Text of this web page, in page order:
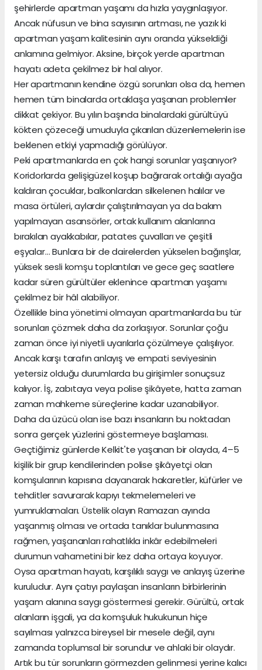
şehirlerde apartman yaşamı da hızla yaygınlaşıyor.
Ancak nüfusun ve bina sayısının artması, ne yazık ki
apartman yaşam kalitesinin aynı oranda yükseldiği
anlamına gelmiyor. Aksine, birçok yerde apartman
hayatı adeta çekilmez bir hal alıyor.
Her apartmanın kendine özgü sorunları olsa da, hemen
hemen tüm binalarda ortaklaşa yaşanan problemler
dikkat çekiyor. Bu yılın başında binalardaki gürültüyü
kökten çözeceği umuduyla çıkarılan düzenlemelerin ise
beklenen etkiyi yapmadığı görülüyor.
Peki apartmanlarda en çok hangi sorunlar yaşanıyor?
Koridorlarda gelişigüzel koşup bağırarak ortalığı ayağa
kaldıran çocuklar, balkonlardan silkelenen halılar ve
masa örtüleri, aylardır çalıştırılmayan ya da bakım
yapılmayan asansörler, ortak kullanım alanlarına
bırakılan ayakkabılar, patates çuvalları ve çeşitli
eşyalar… Bunlara bir de dairelerden yükselen bağırışlar,
yüksek sesli komşu toplantıları ve gece geç saatlere
kadar süren gürültüler eklenince apartman yaşamı
çekilmez bir hâl alabiliyor.
Özellikle bina yönetimi olmayan apartmanlarda bu tür
sorunları çözmek daha da zorlaşıyor. Sorunlar çoğu
zaman önce iyi niyetli uyarılarla çözülmeye çalışılıyor.
Ancak karşı tarafın anlayış ve empati seviyesinin
yetersiz olduğu durumlarda bu girişimler sonuçsuz
kalıyor. İş, zabıtaya veya polise şikâyete, hatta zaman
zaman mahkeme süreçlerine kadar uzanabiliyor.
Daha da üzücü olan ise bazı insanların bu noktadan
sonra gerçek yüzlerini göstermeye başlaması.
Geçtiğimiz günlerde Kelkit'te yaşanan bir olayda, 4–5
kişilik bir grup kendilerinden polise şikâyetçi olan
komşularının kapısına dayanarak hakaretler, küfürler ve
tehditler savurarak kapıyı tekmelemeleri ve
yumruklamaları. Üstelik olayın Ramazan ayında
yaşanmış olması ve ortada tanıklar bulunmasına
rağmen, yaşananları rahatlıkla inkâr edebilmeleri
durumun vahametini bir kez daha ortaya koyuyor.
Oysa apartman hayatı, karşılıklı saygı ve anlayış üzerine
kuruludur. Aynı çatıyı paylaşan insanların birbirlerinin
yaşam alanına saygı göstermesi gerekir. Gürültü, ortak
alanların işgali, ya da komşuluk hukukunun hiçe
sayılması yalnızca bireysel bir mesele değil, aynı
zamanda toplumsal bir sorundur ve ahlaki bir olaydır.
Artık bu tür sorunların görmezden gelinmesi yerine kalıcı